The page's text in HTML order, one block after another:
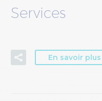
Services
En savoir plus